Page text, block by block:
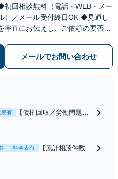
初回相談無料（電話・WEB・メー
）／メール受付終日OK ◆見通し
率直にお伝えし、ご依頼の要否も
解決まで弁護士本人が一貫してスピ
ーディーに対応いたします。 ◆累計
メールでお問い合わせ
表有
【債権回収／労働問題／
のトラブル・会社内のト
ラブルなど、事後の解決
料金表有
【累計相談件数20